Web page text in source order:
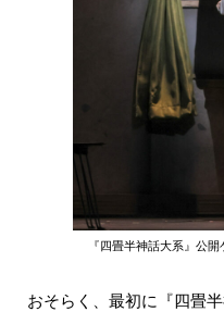
『四畳半神話大系』公
おそらく、最初に『四畳